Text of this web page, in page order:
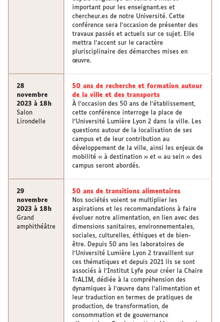
important pour les enseignant.es et
chercheur.es de notre Université. Cette
conférence sera l'occasion de présenter des
travaux passés et actuels sur ce sujet. Elle
mettra l'accent sur le caractère
plurisciplinaire des démarches mises en
œuvre.
28
novembre
2023 à 18h
Salon
Lirondelle
50 ans de recherche et formation autour
de la ville et des transports
À l’occasion des 50 ans de l’établissement,
cette conférence interroge la place de
l’Université Lumière Lyon 2 dans la ville. Les
questions autour de la localisation de ses
campus et de leur contribution au
développement de la ville, ainsi les enjeux de
mobilité « à destination » et « au sein » des
campus seront abordés.
29
novembre
2023 à 18h
Grand
amphithéâtre
50 ans de transitions alimentaires
Nos sociétés voient se multiplier les
aspirations et les recommandations à faire
évoluer notre alimentation, en lien avec des
dimensions sanitaires, environnementales,
sociales, culturelles, éthiques et de bien-
être. Depuis 50 ans les laboratoires de
l’Université Lumière Lyon 2 travaillent sur
ces thématiques et depuis 2021 ils se sont
associés à l’Institut Lyfe pour créer la Chaire
TrALIM, dédiée à la compréhension des
dynamiques à l’œuvre dans l’alimentation et
leur traduction en termes de pratiques de
production, de transformation, de
consommation et de gouvernance